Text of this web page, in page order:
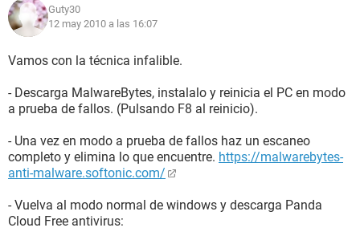
Guty30
12 may 2010 a las 16:07
Vamos con la técnica infalible.
- Descarga MalwareBytes, instalalo y reinicia el PC en modo
a prueba de fallos. (Pulsando F8 al reinicio).
- Una vez en modo a prueba de fallos haz un escaneo
completo y elimina lo que encuentre. https://malwarebytes-
anti-malware.softonic.com/
- Vuelva al modo normal de windows y descarga Panda
Cloud Free antivirus: